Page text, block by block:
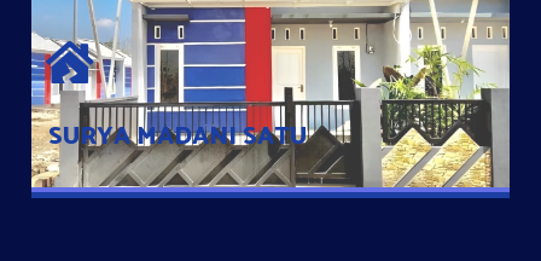
SURYA MADANI SATU
Satu-satunya Hunian nyaman dengan harga subsidi hanya 100
jutaan dengan lokasi strategis di Tuban